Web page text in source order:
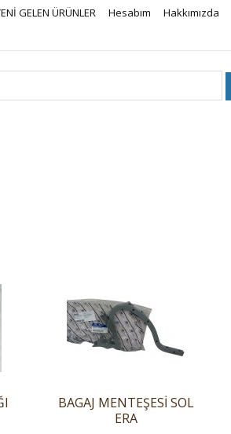
GELEN ÜRÜNLER Hesabım Hakkımızda
BAGAJ MENTEŞESİ SOL
ERA